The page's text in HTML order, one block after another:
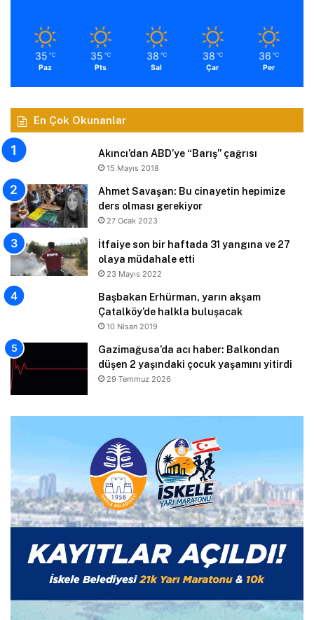
35 ℃
Paz
35 ℃
Pts
38 ℃
Sal
38 ℃
Çar
36 ℃
Per
En Çok Okunanlar
Akıncı’dan ABD’ye “Barış” çağrısı
15 Mayıs 2018
Ahmet Savaşan: Bu cinayetin hepimize
ders olması gerekiyor
27 Ocak 2023
İtfaiye son bir haftada 31 yangına ve 27
olaya müdahale etti
23 Mayıs 2022
Başbakan Erhürman, yarın akşam
Çatalköy’de halkla buluşacak
10 Nisan 2019
Gazimağusa’da acı haber: Balkondan
düşen 2 yaşındaki çocuk yaşamını yitirdi
29 Temmuz 2026